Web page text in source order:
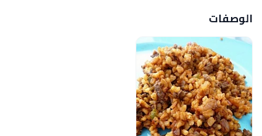
الوصفات